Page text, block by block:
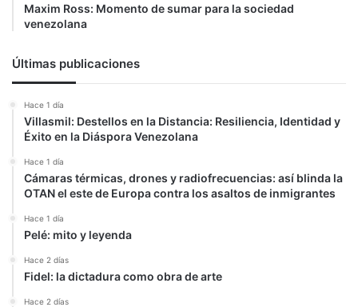
Maxim Ross: Momento de sumar para la sociedad
venezolana
Últimas publicaciones
Hace 1 día
Villasmil: Destellos en la Distancia: Resiliencia, Identidad y
Éxito en la Diáspora Venezolana
Hace 1 día
Cámaras térmicas, drones y radiofrecuencias: así blinda la
OTAN el este de Europa contra los asaltos de inmigrantes
Hace 1 día
Pelé: mito y leyenda
Hace 2 días
Fidel: la dictadura como obra de arte
Hace 2 días